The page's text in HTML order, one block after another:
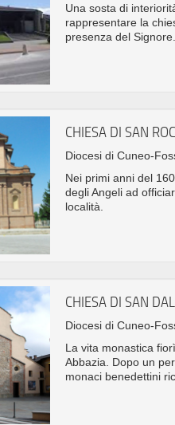
Una sosta di
rappresentare la
presenza del Signore.
CHIESA DI SAN
Diocesi di Cuneo-
Nei primi anni del
degli Angeli ad
località.
CHIESA DI SAN
Diocesi di Cuneo-
La vita monastica
Abbazia. Dopo un
monaci benedettini